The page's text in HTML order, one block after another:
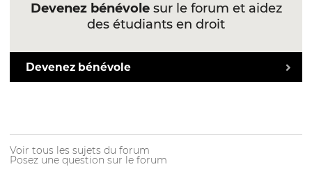
Devenez bénévolesur le forum et aidez
des étudiants en droit
Devenez bénévole
Voir tous les sujets du forum
Posez une question sur le forum